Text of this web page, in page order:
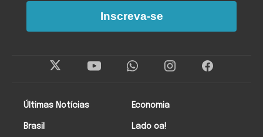
Últimas Notícias
Brasil
Economia
Lado oa!
Inscreva-se